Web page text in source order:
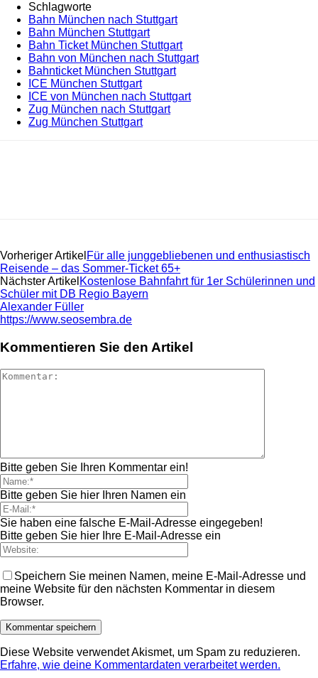
Schlagworte
Bahn München nach Stuttgart
Bahn München Stuttgart
Bahn Ticket München Stuttgart
Bahn von München nach Stuttgart
Bahnticket München Stuttgart
ICE München Stuttgart
ICE von München nach Stuttgart
Zug München nach Stuttgart
Zug München Stuttgart
Vorheriger Artikel Für alle junggebliebenen und enthusiastisch
Reisende – das Sommer-Ticket 65+
Nächster Artikel Kostenlose Bahnfahrt für 1er Schülerinnen und
Schüler mit DB Regio Bayern
Alexander Füller
https://www.seosembra.de
Kommentieren Sie den Artikel
Bitte geben Sie Ihren Kommentar ein!
Bitte geben Sie hier Ihren Namen ein
Sie haben eine falsche E-Mail-Adresse eingegeben!
Bitte geben Sie hier Ihre E-Mail-Adresse ein
Speichern Sie meinen Namen, meine E-Mail-Adresse und
meine Website für den nächsten Kommentar in diesem
Browser.
Diese Website verwendet Akismet, um Spam zu reduzieren.
Erfahre, wie deine Kommentardaten verarbeitet werden.